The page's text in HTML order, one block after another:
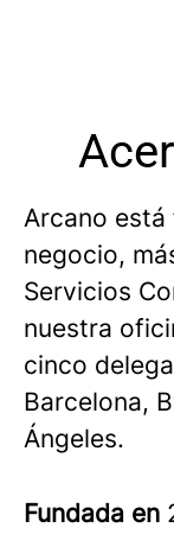
Arcano
negocio,
Servicios
nuestra
cinco
Barcelona,
Ángeles.
Fundada en